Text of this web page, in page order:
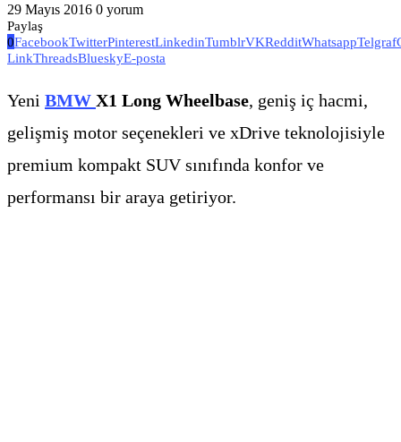
29 Mayıs 2016 0 yorum
Paylaş
0FacebookTwitterPinterestLinkedinTumblrVKRedditWhatsappTelgraf
LinkThreadsBlueskyE-posta
Yeni BMW X1 Long Wheelbase, geniş iç hacmi,
gelişmiş motor seçenekleri ve xDrive teknolojisiyle
premium kompakt SUV sınıfında konfor ve
performansı bir araya getiriyor.